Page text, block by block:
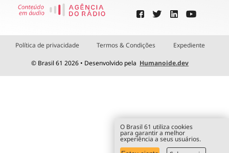
Política de privacidade Termos & Condições Expediente
© Brasil 61 2026 • Desenvolvido pela Humanoide.dev
O Brasil 61 utiliza cookies
para garantir a melhor
experiência a seus usuários.